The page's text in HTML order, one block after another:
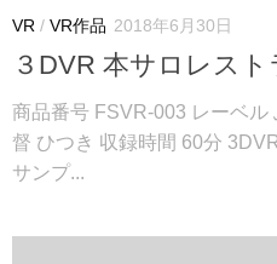
VR / VR作品 2018年6月30日
３DVR 本サロレス
商品番号 FSVR-003 レーベル
督 ひつき 収録時間 60分
サンプ...